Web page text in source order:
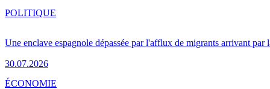
Une enclave espagnole dépassée par l'afflux de migrants arrivant par
30.07.2026
POLITIQUE
ÉCONOMIE